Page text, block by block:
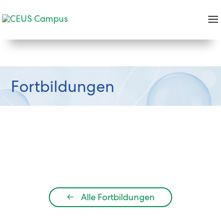
Fortbildungen
← Alle Fortbildungen